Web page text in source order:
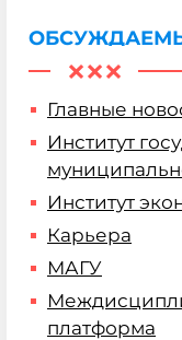
Главные
Институт
Институт
Карьера
МАГУ
платформа